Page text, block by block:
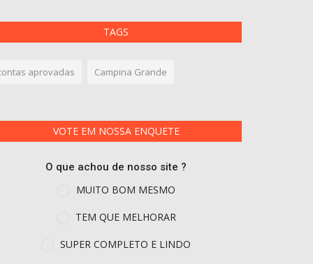
TAGS
aprovadas Campina Grande
VOTE EM NOSSA ENQUETE
O que achou de nosso site ?
MUITO BOM MESMO
TEM QUE MELHORAR
SUPER COMPLETO E LINDO